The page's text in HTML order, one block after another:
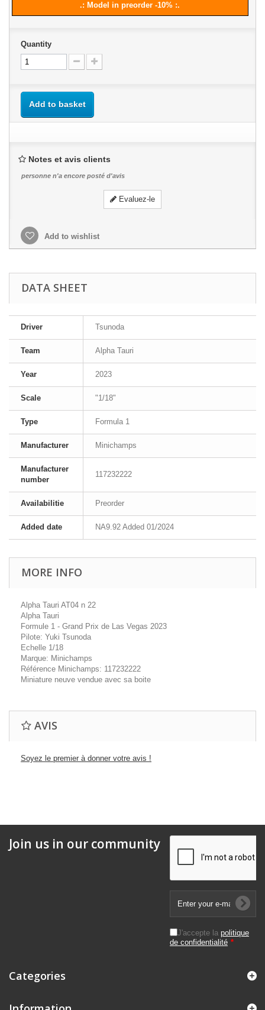
.: Model in preorder -10% :.
Quantity
Add to basket
Notes et avis clients
personne n'a encore posté d'avis
Evaluez-le
Add to wishlist
DATA SHEET
Driver Tsunoda
Team Alpha Tauri
Year 2023
Scale "1/18"
Type Formula 1
Manufacturer Minichamps
Manufacturer
number
117232222
Availabilitie Preorder
Added date NA9.92 Added 01/2024
MORE INFO
Alpha Tauri AT04 n 22
Alpha Tauri
Formule 1 - Grand Prix de Las Vegas 2023
Pilote: Yuki Tsunoda
Echelle 1/18
Marque: Minichamps
Référence Minichamps: 117232222
Miniature neuve vendue avec sa boite
AVIS
Soyez le premier à donner votre avis !
Join us in our community
J'accepte la politique
de confidentialité *
Categories